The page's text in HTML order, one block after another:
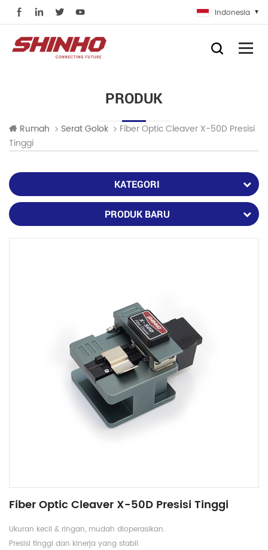
Indonesia
PRODUK
Rumah Serat Golok
Fiber Optic Cleaver X-50D Presisi
Tinggi
KATEGORI
PRODUK BARU
Fiber Optic Cleaver X-50D Presisi Tinggi
Ukuran kecil & ringan, mudah dioperasikan.
Presisi tinggi dan kinerja yang stabil.